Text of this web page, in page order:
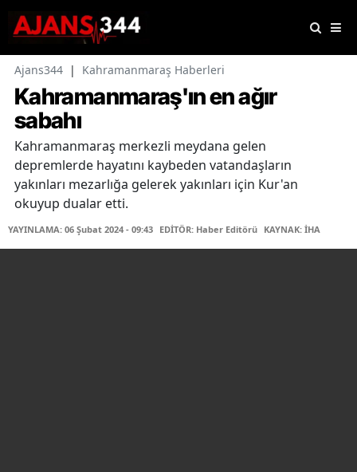
Ajans344 | Kahramanmaraş Haberleri
Kahramanmaraş'ın en ağır
sabahı
Kahramanmaraş merkezli meydana gelen
depremlerde hayatını kaybeden vatandaşların
yakınları mezarlığa gelerek yakınları için Kur'an
okuyup dualar etti.
YAYINLAMA: 06 Şubat 2024 - 09:43 EDİTÖR: Haber Editörü KAYNAK: İHA